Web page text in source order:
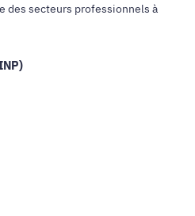
des secteurs professionnels à